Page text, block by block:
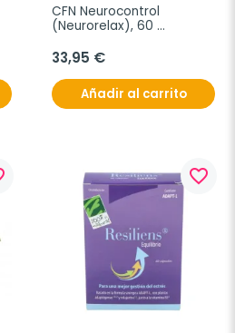
CFN Neurocontrol
(Neurorelax), 60
33,95 €
Añadir al carrito
favorite_border